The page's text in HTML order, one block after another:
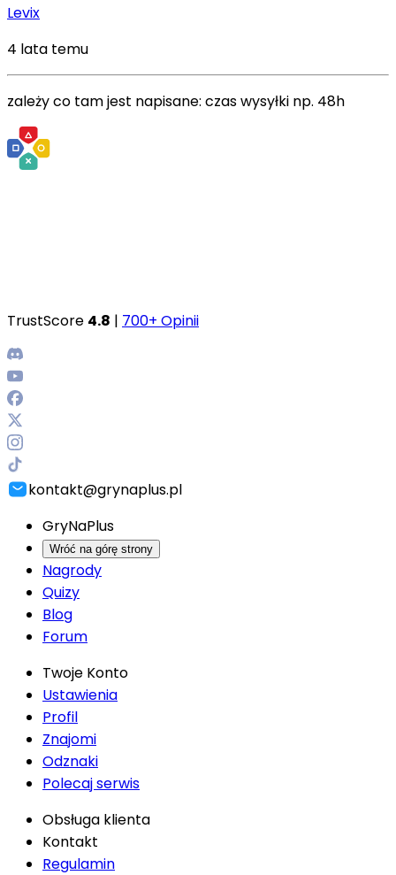
Levix
4 lata temu
zależy co tam jest napisane: czas wysyłki np. 48h
TrustScore 4.8 | 700+ Opinii
kontakt@grynaplus.pl
GryNaPlus
Wróć na górę strony
Nagrody
Quizy
Blog
Forum
Twoje Konto
Ustawienia
Profil
Znajomi
Odznaki
Polecaj serwis
Obsługa klienta
Kontakt
Regulamin